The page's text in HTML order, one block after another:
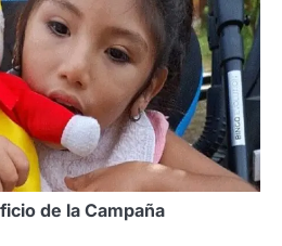
de la Campaña